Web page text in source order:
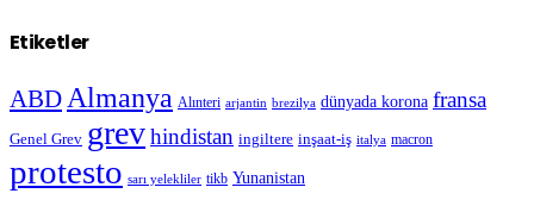
Etiketler
ABD Almanya Alınteri arjantin brezilya dünyada korona fransa
Genel Grev grevhindistan ingiltere inşaat-iş italya macron
protesto sarı yelekliler tikb Yunanistan